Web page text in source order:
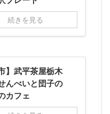
続きを見る
】武平茶屋栃木
んべいと団子の
カフェ